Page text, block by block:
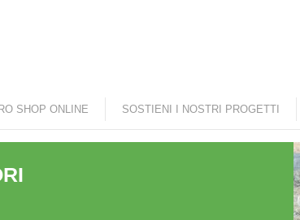
SHOP ONLINE SOSTIENI I NOSTRI PROGETTI